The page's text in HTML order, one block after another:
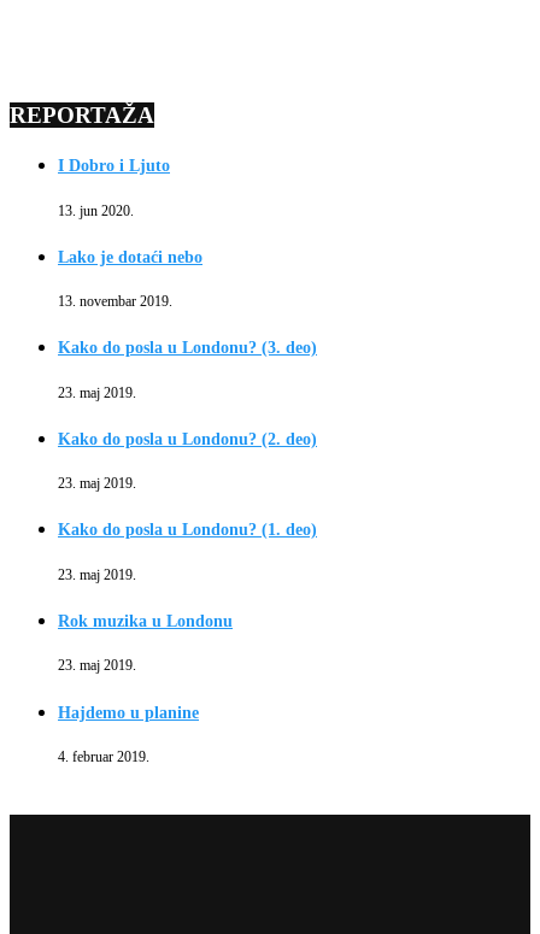
REPORTAŽA
I Dobro i Ljuto
13. jun 2020.
Lako je dotaći nebo
13. novembar 2019.
Kako do posla u Londonu? (3. deo)
23. maj 2019.
Kako do posla u Londonu? (2. deo)
23. maj 2019.
Kako do posla u Londonu? (1. deo)
23. maj 2019.
Rok muzika u Londonu
23. maj 2019.
Hajdemo u planine
4. februar 2019.